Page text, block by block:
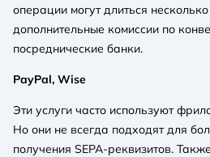
операции могут длиться
дополнительные комиссии по
посреднические банки.
PayPal, Wise
Эти услуги часто используют
Но они не всегда подходят для
получения SEPA-реквизитов.